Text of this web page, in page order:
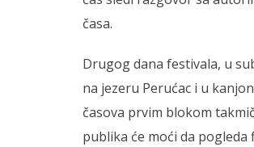
časa.
Drugog dana festivala, u
na jezeru Perućac i u
časova prvim blokom
publika će moći da pogleda